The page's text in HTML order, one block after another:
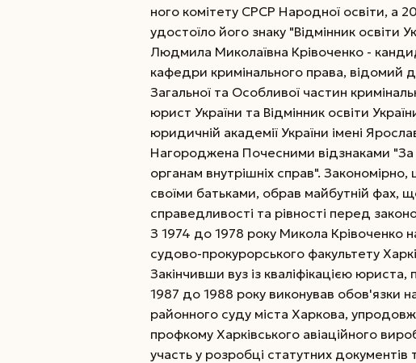
ного комітету СРСР Народної освіти, а
удостоїло його знаку "Відмінник освіти
Людмила Миколаївна Крівоченко -
кафедри кримінального права, відомий
Загальної та Особливої частин
юрист України та Відмінник освіти
юридичній академії України імені
Нагороджена Почесними відзнаками
органам внутрішніх справ".
своїми батьками, обрав майбутній фах,
справедливості та рівності перед
З 1974 до 1978 року Микола Крівоченко
судово-прокурорського факультету
Закінчивши вуз із кваліфікацією
1987 до 1988 року виконував обов'язки
районного суду міста Харкова,
профкому Харківського авіаційного
участь у розробці статутних документів